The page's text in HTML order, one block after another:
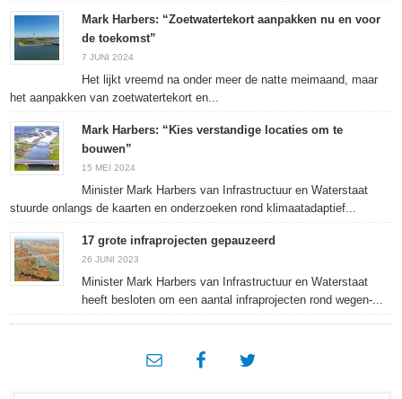
Mark Harbers: “Zoetwatertekort aanpakken nu en voor
de toekomst”
7 JUNI 2024
Het lijkt vreemd na onder meer de natte meimaand, maar
het aanpakken van zoetwatertekort en...
Mark Harbers: “Kies verstandige locaties om te
bouwen”
15 MEI 2024
Minister Mark Harbers van Infrastructuur en Waterstaat
stuurde onlangs de kaarten en onderzoeken rond klimaatadaptief...
17 grote infraprojecten gepauzeerd
26 JUNI 2023
Minister Mark Harbers van Infrastructuur en Waterstaat
heeft besloten om een aantal infraprojecten rond wegen-...